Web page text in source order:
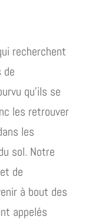
recherchent
de
qu’ils se
les retrouver
les
sol. Notre
de
à bout des
appelés